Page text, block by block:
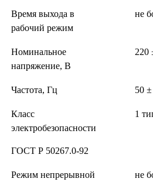
Время выхода в
рабочий режим
не
Номинальное
напряжение, В
220
Частота, Гц 50
Класс
электробезопасности
ГОСТ Р 50267.0-92
1
Режим непрерывной
не